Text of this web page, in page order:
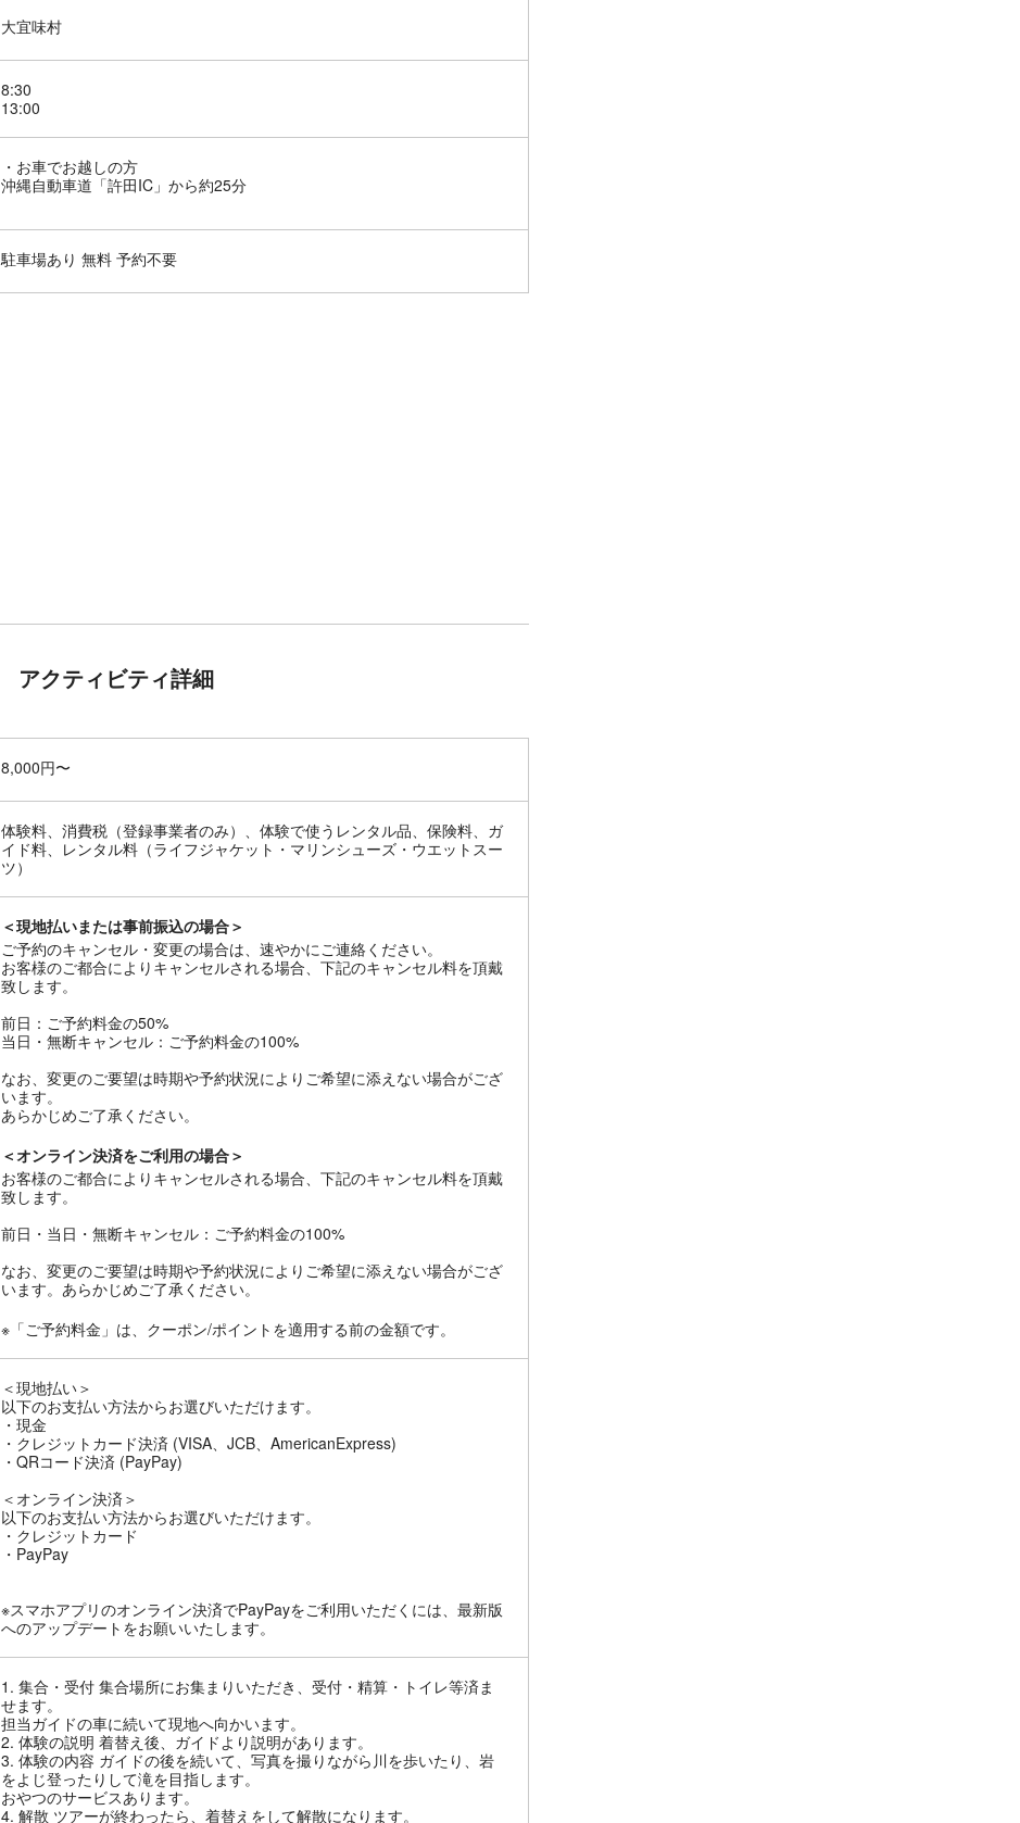
大宜味村
8:30
13:00
お車でお越しの方
沖縄自動車道「許田IC」から約25分
駐車場あり 無料 予約不要
アクティビティ詳細
8,000円〜
体験料、消費税（登録事業者のみ）、体験で使うレンタル品、保険料、ガ
イド料、レンタル料（ライフジャケット・マリンシューズ・ウエットスー
ツ）
＜現地払いまたは事前振込の場合＞
ご予約のキャンセル・変更の場合は、速やかにご連絡ください。
お客様のご都合によりキャンセルされる場合、下記のキャンセル料を頂戴
致します。
前日：ご予約料金の50%
当日・無断キャンセル：ご予約料金の100%
なお、変更のご要望は時期や予約状況によりご希望に添えない場合がござ
います。
あらかじめご了承ください。
＜オンライン決済をご利用の場合＞
お客様のご都合によりキャンセルされる場合、下記のキャンセル料を頂戴
致します。
前日・当日・無断キャンセル：ご予約料金の100%
なお、変更のご要望は時期や予約状況によりご希望に添えない場合がござ
います。あらかじめご了承ください。
※「ご予約料金」は、クーポン/ポイントを適用する前の金額です。
＜現地払い＞
以下のお支払い方法からお選びいただけます。
・現金
・クレジットカード決済 (VISA、JCB、AmericanExpress)
・QRコード決済 (PayPay)
＜オンライン決済＞
以下のお支払い方法からお選びいただけます。
・クレジットカード
・PayPay
※スマホアプリのオンライン決済でPayPayをご利用いただくには、最新版
へのアップデートをお願いいたします。
1. 集合・受付 集合場所にお集まりいただき、受付・精算・トイレ等済ま
せます。
担当ガイドの車に続いて現地へ向かいます。
2. 体験の説明 着替え後、ガイドより説明があります。
3. 体験の内容 ガイドの後を続いて、写真を撮りながら川を歩いたり、岩
をよじ登ったりして滝を目指します。
おやつのサービスあります。
4. 解散 ツアーが終わったら、着替えをして解散になります。